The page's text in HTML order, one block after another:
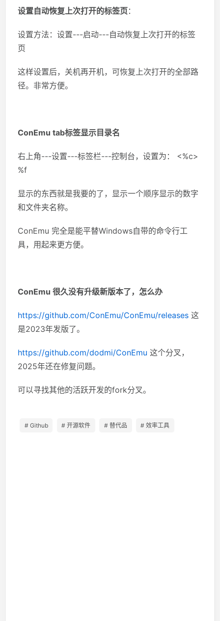
设置自动恢复上次打开的标签页：
设置方法：设置---启动---自动恢复上次打开的标签
页
这样设置后，关机再开机，可恢复上次打开的全部路
径。非常方便。
ConEmu tab标签显示目录名
右上角---设置---标签栏---控制台，设置为： <%c>
%f
显示的东西就是我要的了，显示一个顺序显示的数字
和文件夹名称。
ConEmu 完全是能平替Windows自带的命令行工
具，用起来更方便。
ConEmu 很久没有升级新版本了，怎么办
https://github.com/ConEmu/ConEmu/releases 这
是2023年发版了。
https://github.com/dodmi/ConEmu 这个分叉，
2025年还在修复问题。
可以寻找其他的活跃开发的fork分叉。
# Github # 开源软件 # 替代品 # 效率工具